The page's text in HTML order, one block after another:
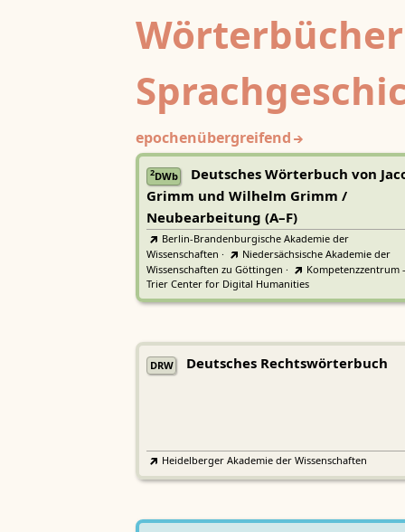
epochenübergreifend
2DWb
Deutsches Wörterbuch von
Grimm und Wilhelm Grimm /
Neubearbeitung (A–F)
Berlin-Brandenburgische Akademie der
Wissenschaften ·
Niedersächsische Akademie der
Wissenschaften zu Göttingen ·
Kompetenzzentrum -
Trier Center for Digital Humanities
DRW Deutsches Rechtswörterbuch
Heidelberger Akademie der Wissenschaften